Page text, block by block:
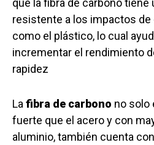
que la fibra de carbono tiene
resistente a los impactos de
como el plástico, lo cual
incrementar el rendimiento
rapidez
La fibra de carbono no solo
fuerte que el acero y con
aluminio, también cuenta